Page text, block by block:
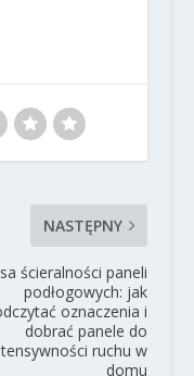
NASTĘPNY
ścieralności paneli
podłogowych: jak
oznaczenia i
dobrać panele do
ruchu w
domu